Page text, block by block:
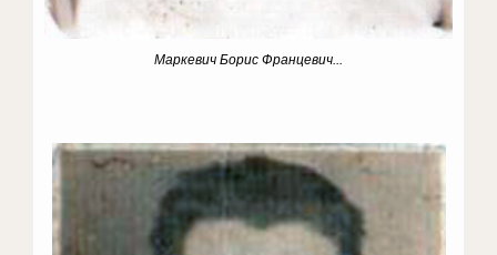
Маркевич Борис Францевич...